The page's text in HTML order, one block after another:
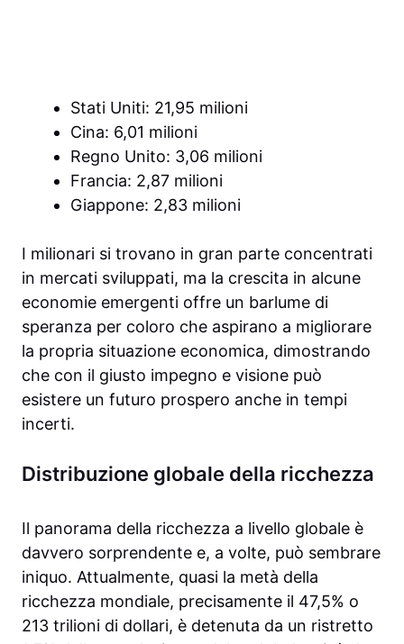
Stati Uniti: 21,95 milioni
Cina: 6,01 milioni
Regno Unito: 3,06 milioni
Francia: 2,87 milioni
Giappone: 2,83 milioni
I milionari si trovano in gran parte concentrati
in mercati sviluppati, ma la crescita in alcune
economie emergenti offre un barlume di
speranza per coloro che aspirano a migliorare
la propria situazione economica, dimostrando
che con il giusto impegno e visione può
esistere un futuro prospero anche in tempi
incerti.
Distribuzione globale della ricchezza
Il panorama della ricchezza a livello globale è
davvero sorprendente e, a volte, può sembrare
iniquo. Attualmente, quasi la metà della
ricchezza mondiale, precisamente il 47,5% o
213 trilioni di dollari, è detenuta da un ristretto